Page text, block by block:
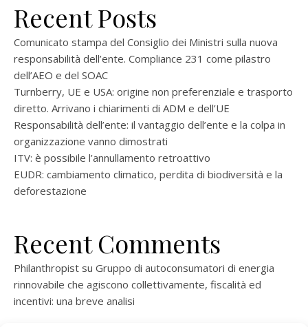
Recent Posts
Comunicato stampa del Consiglio dei Ministri sulla nuova
responsabilità dell’ente. Compliance 231 come pilastro
dell’AEO e del SOAC
Turnberry, UE e USA: origine non preferenziale e trasporto
diretto. Arrivano i chiarimenti di ADM e dell’UE
Responsabilità dell’ente: il vantaggio dell’ente e la colpa in
organizzazione vanno dimostrati
ITV: è possibile l’annullamento retroattivo
EUDR: cambiamento climatico, perdita di biodiversità e la
deforestazione
Recent Comments
Philanthropist su Gruppo di autoconsumatori di energia
rinnovabile che agiscono collettivamente, fiscalità ed
incentivi: una breve analisi